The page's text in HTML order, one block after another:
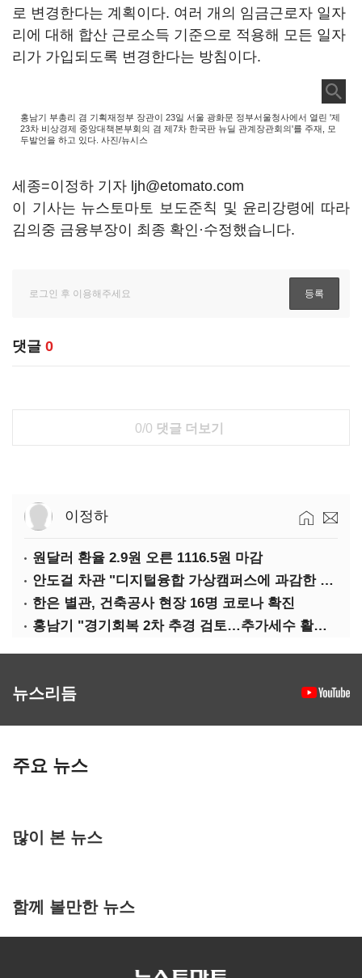
로 변경한다는 계획이다. 여러 개의 임금근로자 일자
리에 대해 합산 근로소득 기준으로 적용해 모든 일자
리가 가입되도록 변경한다는 방침이다.
홍남기 부총리 겸 기획재정부 장관이 23일 서울 광화문 정부서울청사에서 열린 '제
23차 비상경제 중앙대책본부회의 겸 제7차 한국판 뉴딜 관계장관회의'를 주재, 모
두발언을 하고 있다. 사진/뉴시스
세종=이정하 기자 ljh@etomato.com
이 기사는 뉴스토마토 보도준칙 및 윤리강령에 따라
김의중 금융부장이 최종 확인·수정했습니다.
댓글 0
0/0 댓글 더보기
이정하
원달러 환율 2.9원 오른 1116.5원 마감
안도걸 차관 "디지털융합 가상캠퍼스에 과감한 인센티브 부여"
한은 별관, 건축공사 현장 16명 코로나 확진
홍남기 "경기회복 2차 추경 검토…추가세수 활용할 것"(종합)
뉴스리듬
주요 뉴스
많이 본 뉴스
함께 볼만한 뉴스